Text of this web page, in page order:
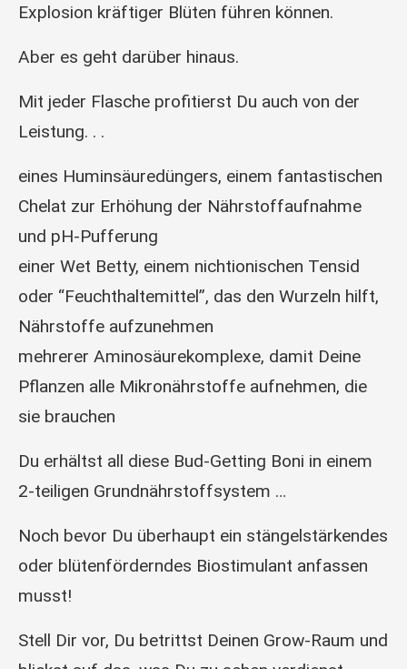
Explosion kräftiger Blüten führen können.
Aber es geht darüber hinaus.
Mit jeder Flasche profitierst Du auch von der
Leistung. . .
eines Huminsäuredüngers, einem fantastischen
Chelat zur Erhöhung der Nährstoffaufnahme
und pH-Pufferung
einer Wet Betty, einem nichtionischen Tensid
oder “Feuchthaltemittel”, das den Wurzeln hilft,
Nährstoffe aufzunehmen
mehrerer Aminosäurekomplexe, damit Deine
Pflanzen alle Mikronährstoffe aufnehmen, die
sie brauchen
Du erhältst all diese Bud-Getting Boni in einem
2-teiligen Grundnährstoffsystem …
Noch bevor Du überhaupt ein stängelstärkendes
oder blütenförderndes Biostimulant anfassen
musst!
Stell Dir vor, Du betrittst Deinen Grow-Raum und